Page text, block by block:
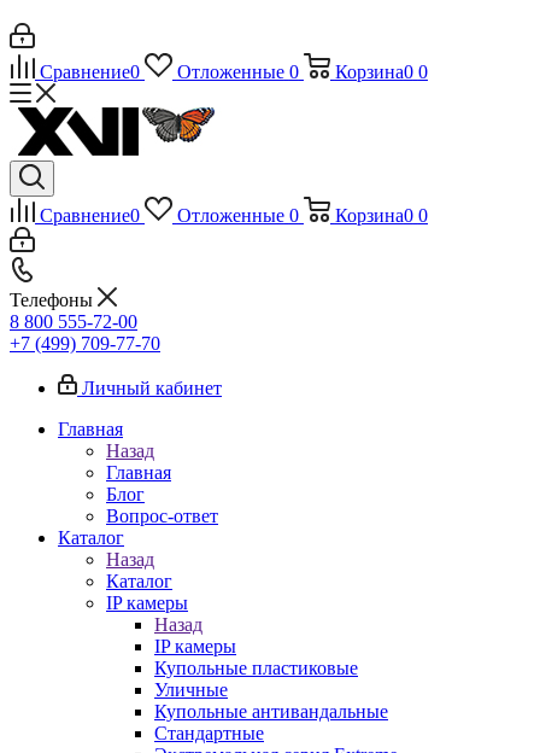
Сравнение0 Отложенные 0 Корзина0 0
Сравнение0 Отложенные 0 Корзина0 0
Телефоны
8 800 555-72-00
+7 (499) 709-77-70
Личный кабинет
Главная
Назад
Главная
Блог
Вопрос-ответ
Каталог
Назад
Каталог
IP камеры
Назад
IP камеры
Купольные пластиковые
Уличные
Купольные антивандальные
Стандартные